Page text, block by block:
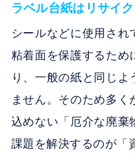
ラベル台紙はリサイ
シールなどに使用され
粘着面を保護するため
り、一般の紙と同じよ
ません。そのため多く
込めない「厄介な廃棄
課題を解決するのが「